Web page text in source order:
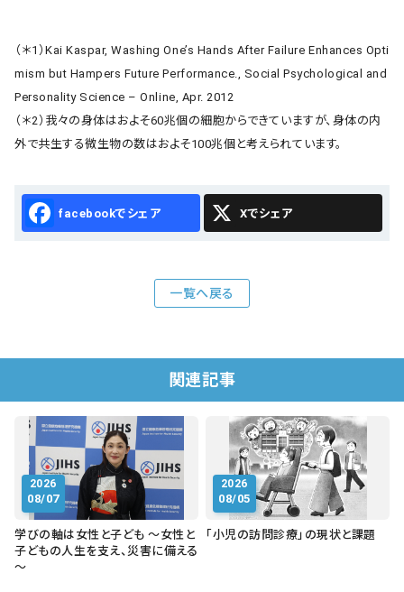
（＊1）Kai Kaspar, Washing One’s Hands After Failure Enhances Opti
mism but Hampers Future Performance., Social Psychological and
Personality Science – Online, Apr. 2012
（＊2）我々の身体はおよそ60兆個の細胞からできていますが、身体の内
外で共生する微生物の数はおよそ100兆個と考えられています。
Facebook X
一覧へ戻る
関連記事
2026
08/07
学びの軸は女性と子ども ～女性と
子どもの人生を支え、災害に備える
～
2026
08/05
「小児の訪問診療」の現状と課題